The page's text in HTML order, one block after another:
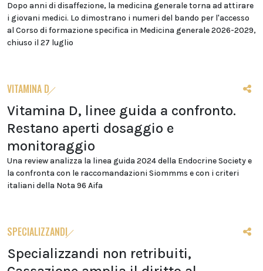
Dopo anni di disaffezione, la medicina generale torna ad attirare
i giovani medici. Lo dimostrano i numeri del bando per l'accesso
al Corso di formazione specifica in Medicina generale 2026-2029,
chiuso il 27 luglio
VITAMINA D
Vitamina D, linee guida a confronto.
Restano aperti dosaggio e
monitoraggio
Una review analizza la linea guida 2024 della Endocrine Society e
la confronta con le raccomandazioni Siommms e con i criteri
italiani della Nota 96 Aifa
SPECIALIZZANDI
Specializzandi non retribuiti,